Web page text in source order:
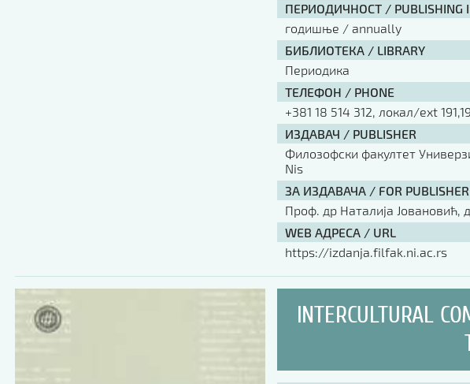
ПЕРИОДИЧНОСТ / PUBLISHING
годишње / annually
БИБЛИОТЕКА / LIBRARY
Периодика
ТЕЛЕФОН / PHONE
+381 18 514 312, локал/ext
ИЗДАВАЧ / PUBLISHER
Филозофски факултет
Nis
ЗА ИЗДАВАЧА / FOR PUBLISHER
Проф. др Наталија Јовановић,
WEB АДРЕСА / URL
https://izdanja.filfak.ni.ac.rs
INTERCULTURAL